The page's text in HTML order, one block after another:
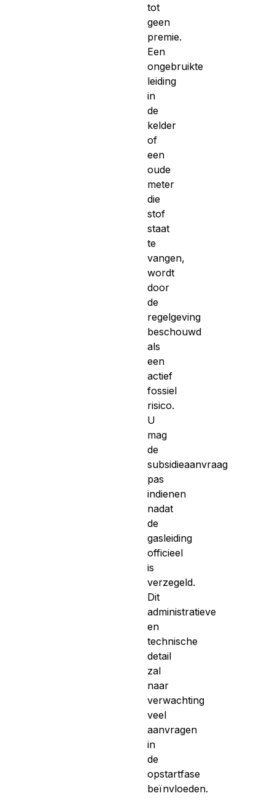
tot
geen
premie.
Een
ongebruikte
leiding
in
de
kelder
of
een
oude
meter
die
stof
staat
te
vangen,
wordt
door
de
regelgeving
beschouwd
als
een
actief
fossiel
risico.
U
mag
de
subsidieaanvraag
pas
indienen
nadat
de
gasleiding
officieel
is
verzegeld.
Dit
administratieve
en
technische
detail
zal
naar
verwachting
veel
aanvragen
in
de
opstartfase
beïnvloeden.